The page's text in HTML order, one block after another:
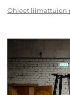
Ohjeet liimattujen